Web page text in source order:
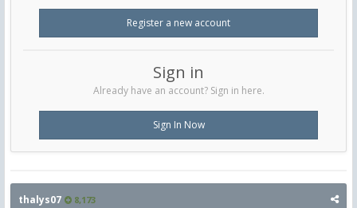
Register a new account
Sign in
Already have an account? Sign in here.
Sign In Now
thalys07 8,173